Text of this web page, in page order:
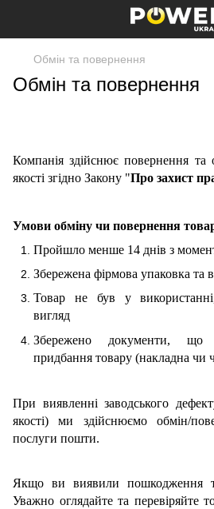
Обмін та повернення
Обмін та повернення
Компанія здійснює повернення та
якості згідно Закону "Про захист
Умови обміну чи повернення
Пройшло менше 14 днів з
Збережена фірмова упаковка та
Товар не був у
вигляд
Збережено документи, що
придбання товару (накладна чи
При виявленні заводського
якості) ми здійснюємо обмін/
послуги пошти.
Якщо ви виявили пошкодження
Уважно оглядайте та перевіряйте